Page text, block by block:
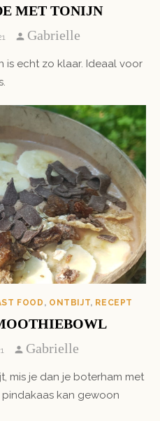
MET TONIJN
Author
Gabrielle
is echt zo klaar. Ideaal voor
FOOD , ONTBIJT, RECEPT
Author
Gabrielle
mis je dan je boterham met
pindakaas kan gewoon